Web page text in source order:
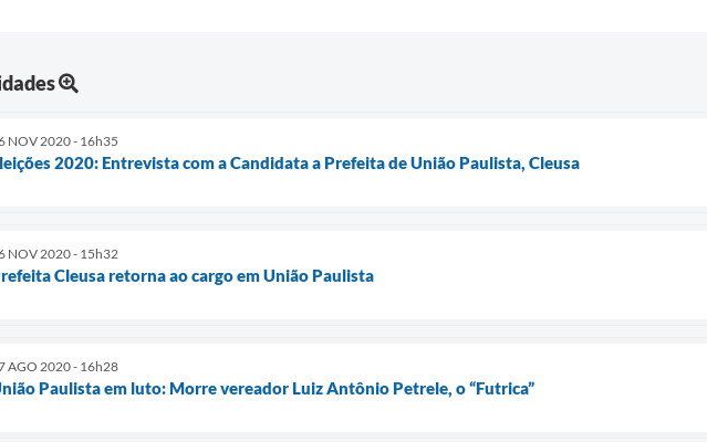
NOV 2020 - 16h35
2020: Entrevista com a Candidata a Prefeita de União Paulista, Cleusa
NOV 2020 - 15h32
Cleusa retorna ao cargo em União Paulista
AGO 2020 - 16h28
Paulista em luto: Morre vereador Luiz Antônio Petrele, o “Futrica”